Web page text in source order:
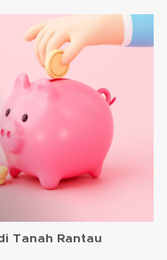
Tanah Rantau